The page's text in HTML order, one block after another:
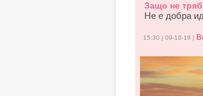
Защо не
Не е добра
15:30 | 09-18-19 |